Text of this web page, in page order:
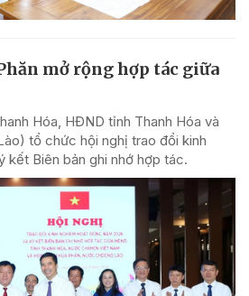
mở rộng hợp tác giữa
Hóa, HĐND tỉnh Thanh Hóa và
tổ chức hội nghị trao đổi kinh
kết Biên bản ghi nhớ hợp tác.